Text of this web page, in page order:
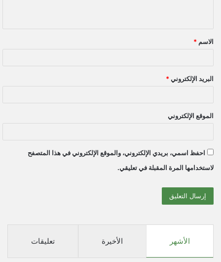
ق
*
الاسم *
البريد الإلكتروني *
الموقع الإلكتروني
احفظ اسمي، بريدي الإلكتروني، والموقع الإلكتروني في هذا المتصفح
لاستخدامها المرة المقبلة في تعليقي.
الأشهر الأخيرة تعليقات